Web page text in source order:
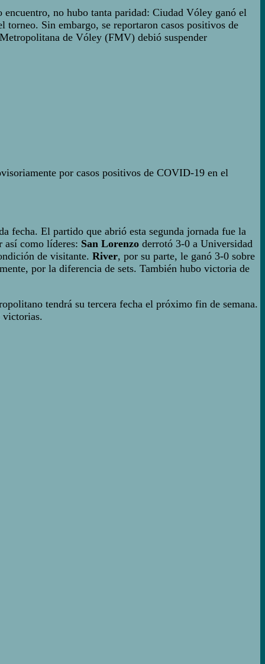
no hubo tanta paridad: Ciudad Vóley ganó el
Sin embargo, se reportaron casos positivos de
de Vóley (FMV) debió suspender
por casos positivos de COVID-19 en el
fecha. El partido que abrió esta segunda jornada fue la
así como líderes: San Lorenzo derrotó 3-0 a Universidad
de visitante. River, por su parte, le ganó 3-0 sobre
por la diferencia de sets. También hubo victoria de
tendrá su tercera fecha el próximo fin de semana.
victorias.